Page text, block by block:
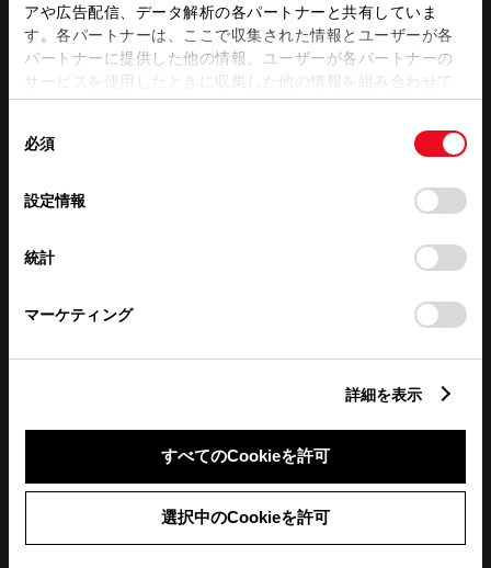
アや広告配信、データ解析の各パートナーと共有していま
す。各パートナーは、ここで収集された情報とユーザーが各
パートナーに提供した他の情報、ユーザーが各パートナーの
サービスを使用したときに収集した他の情報を組み合わせて
使用することがあります。当ウェブサイトの使用を続行する
デバイスにすべてのCookie(クッキー)が保存されることに同
意したことになります。Cookie(クッキー)のオプトアウト、
設定の変更、同意を撤回したりするにあたっては、当社の
「Cookie（クッキー）情報の取り扱いについて
」をご覧くだ
必須
設定情報
統計
マーケティング
詳細を表示
すべてのCookieを許可
選択中のCookieを許可
この販売店のウェブサイトはこちら